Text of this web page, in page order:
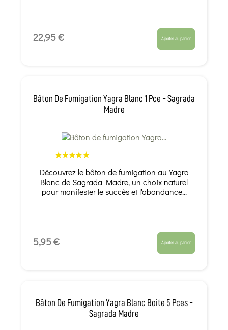
22,95 € Ajouter au panier
Bâton De Fumigation Yagra Blanc 1 Pce - Sagrada
Madre
Découvrez le bâton de fumigation au Yagra
Blanc de Sagrada Madre, un choix naturel
pour manifester le succès et l'abondance...
5,95 € Ajouter au panier
Bâton De Fumigation Yagra Blanc Boite 5 Pces -
Sagrada Madre